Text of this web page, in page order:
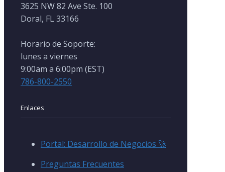
3625 NW 82 Ave Ste. 100
Doral, FL 33166
Horario de Soporte:
lunes a viernes
9:00am a 6:00pm (EST)
786-800-2550
Enlaces
Portal: Desarrollo de Negocios 🚀
Preguntas Frecuentes